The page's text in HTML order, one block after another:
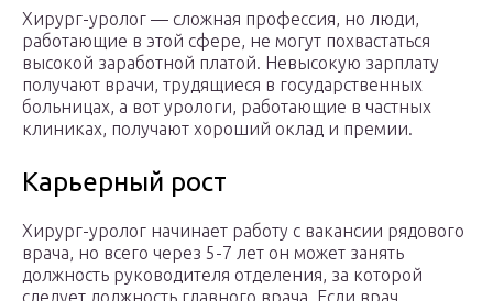
Хирург-уролог — сложная профессия, но люди,
работающие в этой сфере, не могут похвастаться
высокой заработной платой. Невысокую зарплату
получают врачи, трудящиеся в государственных
больницах, а вот урологи, работающие в частных
клиниках, получают хороший оклад и премии.
Карьерный рост
Хирург-уролог начинает работу с вакансии рядового
врача, но всего через 5-7 лет он может занять
должность руководителя отделения, за которой
следует должность главного врача. Если врач